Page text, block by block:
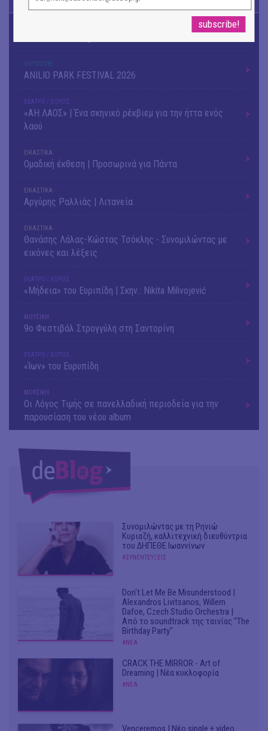
OUTDΟORS
ANILIO PARK FESTIVAL 2026
ΘΕΑΤΡΟ / ΧΟΡΟΣ
«ΑΗ ΛΑΟΣ» | Ένα σκηνικό ρέκβιεμ για την ήττα ενός
λαού
ΕΙΚΑΣΤΙΚΑ
Ομαδική έκθεση | Προσωρινά για Πάντα
ΕΙΚΑΣΤΙΚΑ
Αργύρης Ραλλιάς | Λιτανεία
ΕΙΚΑΣΤΙΚΑ
Θανάσης Λάλας-Κώστας Τσόκλης - Συνομιλώντας με
εικόνες και λέξεις
ΘΕΑΤΡΟ / ΧΟΡΟΣ
«Μήδεια» του Ευριπίδη | Σκην.: Nikita Milivojević
ΜΟΥΣΙΚΗ
9o Φεστιβάλ Στρογγύλη στη Σαντορίνη
ΘΕΑΤΡΟ / ΧΟΡΟΣ
«Ίων» του Ευρυπίδη
ΜΟΥΣΙΚΗ
Οι Λόγος Τιμής σε πανελλαδική περιοδεία για την
παρουσίαση του νέου album
Συνομιλώντας με τη Ρηνιώ
Κυριαζή, καλλιτεχνική διευθύντρια
του ΔΗΠΕΘΕ Ιωαννίνων
#ΣΥΝΕΝΤΕΥΞΕΙΣ
Don't Let Me Be Misunderstood |
Alexandros Livitsanos, Willem
Dafoe, Czech Studio Orchestra |
Από το soundtrack της ταινίας "The
Birthday Party"
#ΝΕΑ
CRACK THE MIRROR - Art of
Dreaming | Νέα κυκλοφορία
#ΝΕΑ